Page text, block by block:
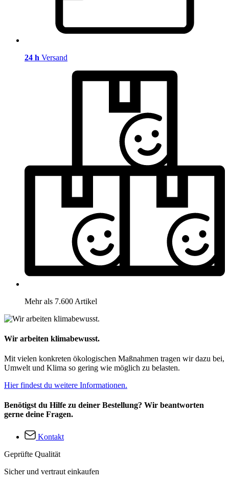
24 h Versand
Mehr als 7.600 Artikel
Wir arbeiten klimabewusst.
Mit vielen konkreten ökologischen Maßnahmen tragen wir dazu bei,
Umwelt und Klima so gering wie möglich zu belasten.
Hier findest du weitere Informationen.
Benötigst du Hilfe zu deiner Bestellung? Wir beantworten
gerne deine Fragen.
Kontakt
Geprüfte Qualität
Sicher und vertraut einkaufen